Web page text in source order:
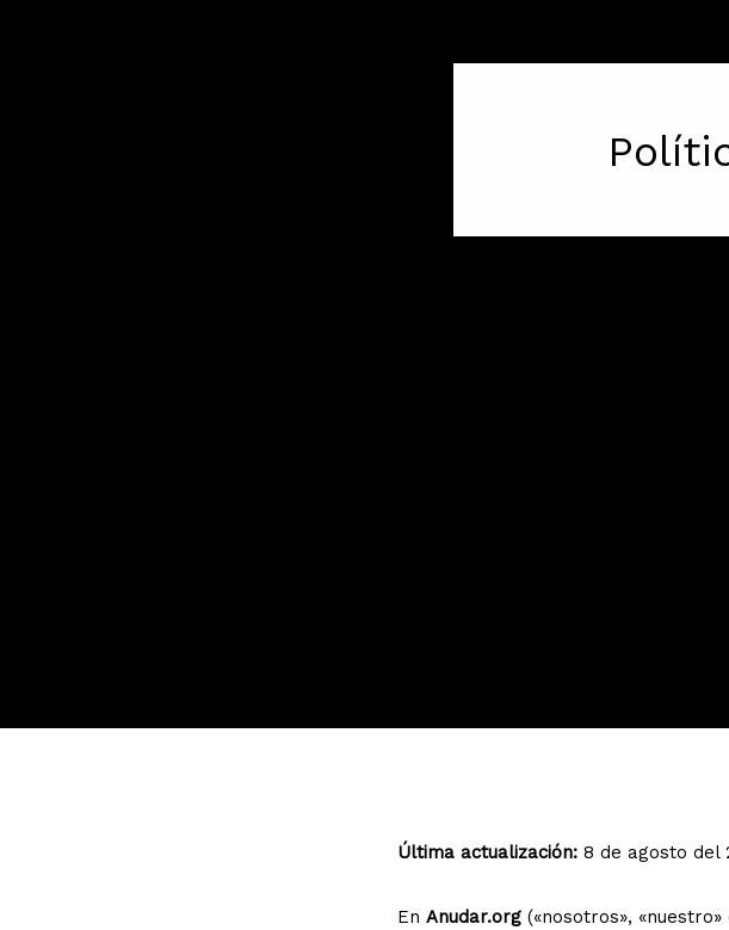
Última actualización: 8 de agosto del
EnAnudar.org («nosotros»,